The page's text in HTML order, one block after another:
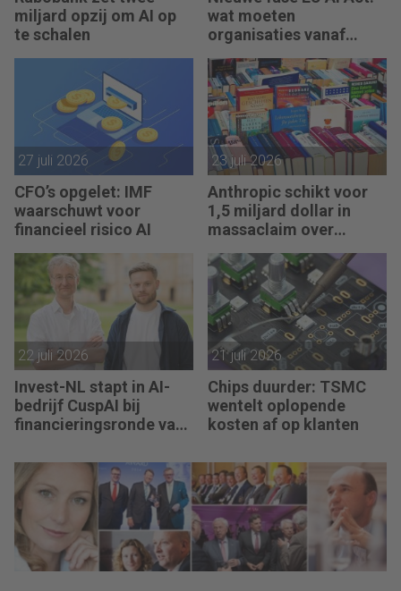
miljard opzij om AI op
te schalen
wat moeten
organisaties vanaf
27 juli 2026
CFO’s opgelet: IMF
waarschuwt voor
financieel risico AI
23 juli 2026
Anthropic schikt voor
1,5 miljard dollar in
massaclaim over
22 juli 2026
Invest-NL stapt in AI-
bedrijf CuspAI bij
financieringsronde van
21 juli 2026
Chips duurder: TSMC
wentelt oplopende
kosten af op klanten